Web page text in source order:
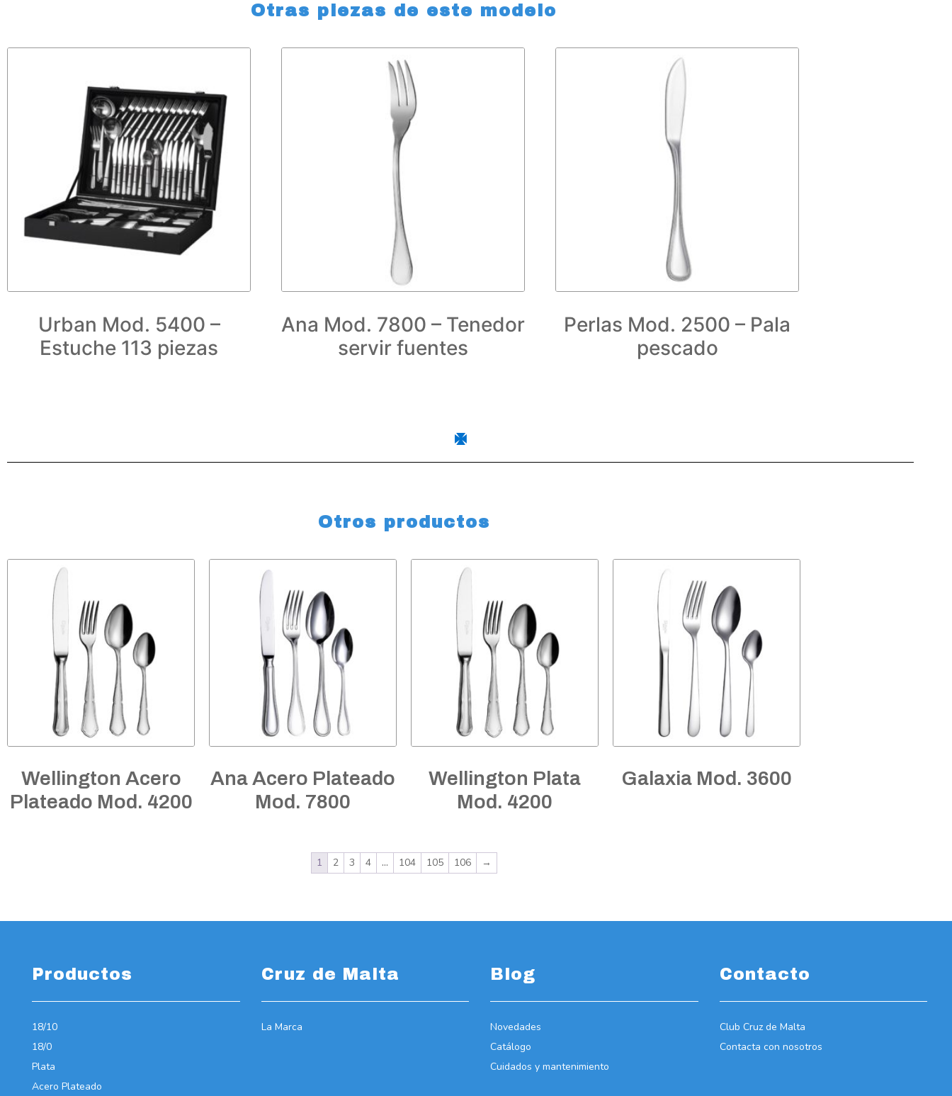
Otras piezas de este modelo
Urban Mod. 5400 –
Estuche 113 piezas
Ana Mod. 7800 – Tenedor
servir fuentes
Perlas Mod. 2500 – Pala
pescado
Otros productos
Wellington Acero
Plateado Mod. 4200
Ana Acero Plateado
Mod. 7800
Wellington Plata
Mod. 4200
Galaxia Mod. 3600
1 2 3 4 … 104 105 106 →
Productos
18/10
18/0
Plata
Acero Plateado
Cruz de Malta
La Marca
Blog
Novedades
Catálogo
Cuidados y mantenimiento
Contacto
Club Cruz de Malta
Contacta con nosotros